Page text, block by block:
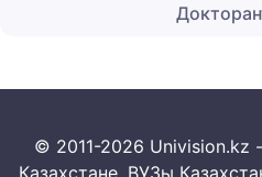
© 2011-2026 Univision.kz
Казахстане. ВУЗы